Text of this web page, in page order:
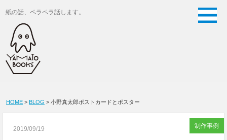
紙の話、ペラペラ話します。
HOME > BLOG > 小野真太郎ポストカードとポスター
制作事例
2019/09/19